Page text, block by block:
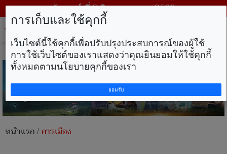
วันเสาร์ ที่ 8 สิงหาคม พ.ศ. 2569
หน้าแรก/การเมือง
การเก็บและใช้คุกกี้
เว็บไซต์นี้ใช้คุกกี้เพื่อปรับปรุงประสบการณ์ของผู้ใช้
การใช้เว็บไซต์ของเราแสดงว่าคุณยินยอมให้ใช้คุกกี้
ทั้งหมดตามนโยบายคุกกี้ของเรา
ยอมรับ